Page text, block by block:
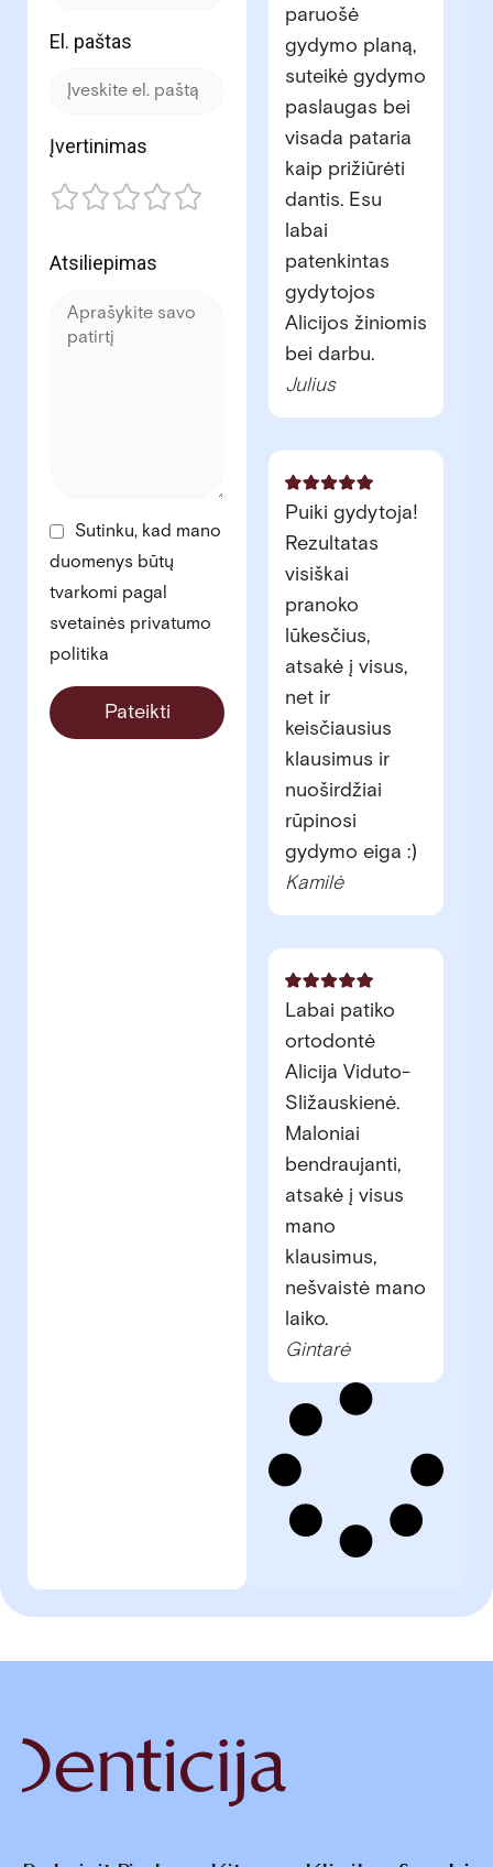
El. paštas
Įvertinimas
Atsiliepimas
Sutinku, kad mano
duomenys būtų
tvarkomi pagal
svetainės privatumo
politika
Pateikti
paruošė
gydymo planą,
suteikė gydymo
paslaugas bei
visada pataria
kaip prižiūrėti
dantis. Esu
labai
patenkintas
gydytojos
Alicijos žiniomis
bei darbu.
Julius
Puiki gydytoja!
Rezultatas
visiškai
pranoko
lūkesčius,
atsakė į visus,
net ir
keisčiausius
klausimus ir
nuoširdžiai
rūpinosi
gydymo eiga :)
Kamilė
Labai patiko
ortodontė
Alicija Viduto-
Sližauskienė.
Maloniai
bendraujanti,
atsakė į visus
mano
klausimus,
nešvaistė mano
laiko.
Gintarė